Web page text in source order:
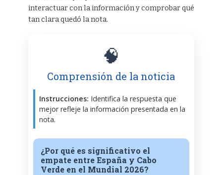
interactuar con la información y comprobar qué
tan clara quedó la nota.
🧠
Comprensión de la noticia
Instrucciones: Identifica la respuesta que
mejor refleje la información presentada en la
nota.
¿Por qué es significativo el
empate entre España y Cabo
Verde en el Mundial 2026?